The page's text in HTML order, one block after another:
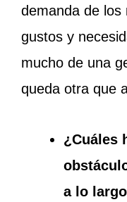
demanda de los
gustos y
mucho de una
queda otra que
¿Cuáles
a lo